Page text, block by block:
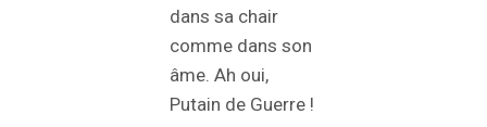
dans sa chair
comme dans son
âme. Ah oui,
Putain de Guerre !